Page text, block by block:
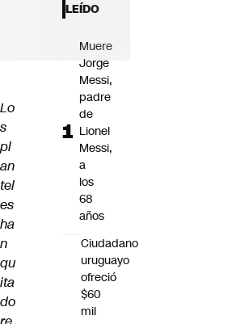
Lo
s
pl
an
tel
es
ha
n
qu
ita
do
LEÍDO
Muere
Jorge
Messi,
padre
de
Lionel
Messi,
a
los
68
años
Ciudadano
uruguayo
ofreció
$60
mil